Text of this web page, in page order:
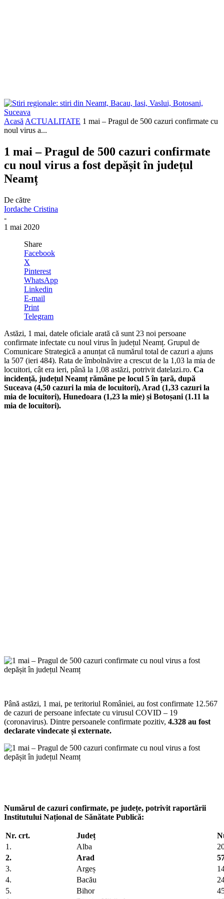
Acasă ACTUALITATE 1 mai – Pragul de 500 cazuri confirmate cu
noul virus a...
1 mai – Pragul de 500 cazuri confirmate
cu noul virus a fost depășit în județul
Neamț
De către
Iordache Cristina
-
1 mai 2020
Share
Facebook
X
Pinterest
WhatsApp
Linkedin
E-mail
Print
Telegram
Astăzi, 1 mai, datele oficiale arată că sunt 23 noi persoane
confirmate infectate cu noul virus în județul Neamț. Grupul de
Comunicare Strategică a anunțat că numărul total de cazuri a ajuns
la 507 (ieri 484). Rata de îmbolnăvire a crescut de la 1,03 la mia de
locuitori, cât era ieri, până la 1,08 astăzi, potrivit datelazi.ro. Ca
incidență, județul Neamț rămâne pe locul 5 în țară, după
Suceava (4,50 cazuri la mia de locuitori), Arad (1,33 cazuri la
mia de locuitori), Hunedoara (1,23 la mie) și Botoșani (1.11 la
mia de locuitori).
Până astăzi, 1 mai, pe teritoriul României, au fost confirmate 12.567
de cazuri de persoane infectate cu virusul COVID – 19
(coronavirus). Dintre persoanele confirmate pozitiv, 4.328 au fost
declarate vindecate și externate.
Numărul de cazuri confirmate, pe județe, potrivit raportării
Institutului Național de Sănătate Publică:
Nr. crt. Județ
1.
Alba
2.
Arad
3.
Argeș
4.
Bacău
5.
Bihor